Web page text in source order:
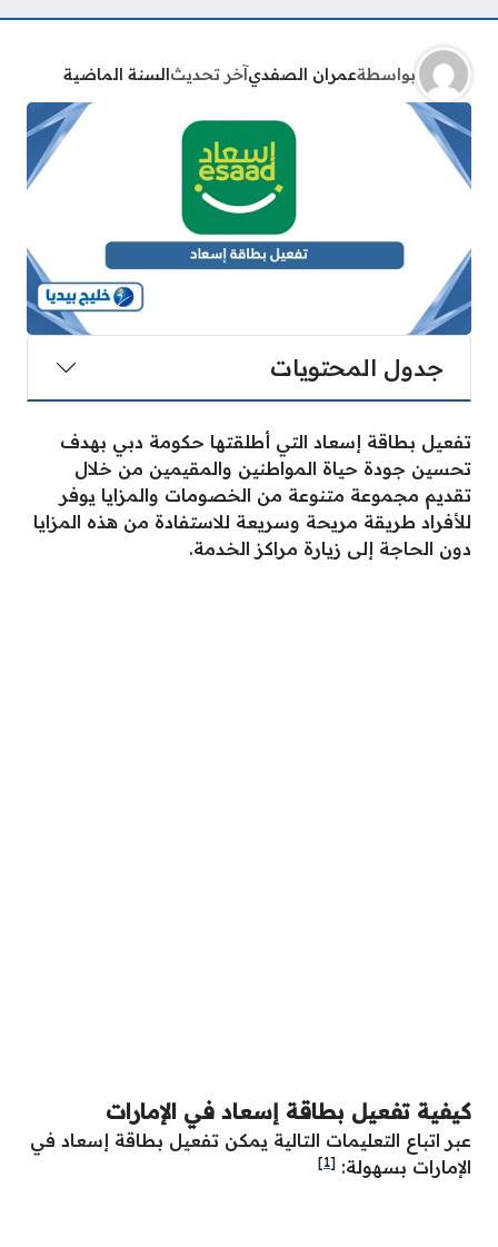
بواسطةعمران الصفديآخر تحديثالسنة الماضية
جدول المحتويات
تفعيل بطاقة إسعاد التي أطلقتها حكومة دبي بهدف
تحسين جودة حياة المواطنين والمقيمين من خلال
تقديم مجموعة متنوعة من الخصومات والمزايا يوفر
للأفراد طريقة مريحة وسريعة للاستفادة من هذه المزايا
دون الحاجة إلى زيارة مراكز الخدمة.
كيفية تفعيل بطاقة إسعاد في الإمارات
عبر اتباع التعليمات التالية يمكن تفعيل بطاقة إسعاد في
الإمارات بسهولة: [1]